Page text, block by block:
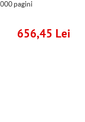
pagini
656,45 Lei